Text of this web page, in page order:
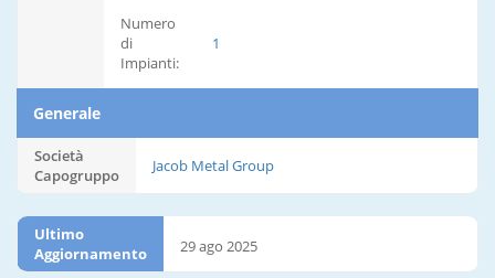
Numero
di
Impianti:
1
Generale
Società
Capogruppo
Jacob Metal Group
Ultimo
Aggiornamento
29 ago 2025